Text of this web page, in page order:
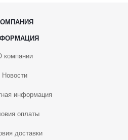
компании
Новости
информация
оплаты
доставки